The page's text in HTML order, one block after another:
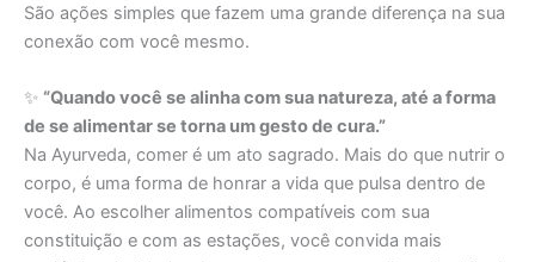
São ações simples que fazem uma grande diferença na sua
conexão com você mesmo.
✨ “Quando você se alinha com sua natureza, até a forma
de se alimentar se torna um gesto de cura.”
Na Ayurveda, comer é um ato sagrado. Mais do que nutrir o
corpo, é uma forma de honrar a vida que pulsa dentro de
você. Ao escolher alimentos compatíveis com sua
constituição e com as estações, você convida mais